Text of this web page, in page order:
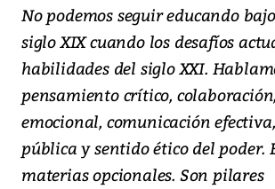
No podemos seguir educando
siglo XIX cuando los desafíos
habilidades del siglo XXI.
pensamiento crítico,
emocional, comunicación
pública y sentido ético del poder.
materias opcionales. Son pilares